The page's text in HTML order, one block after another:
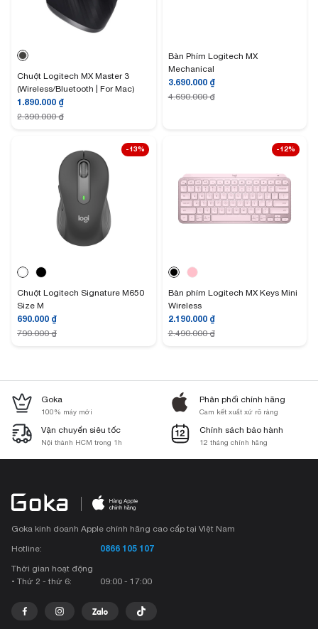
Chuột Logitech MX Master 3
(Wireless/Bluetooth | For Mac)
1.890.000 ₫
2.390.000₫
Bàn Phím Logitech MX
Mechanical
3.690.000 ₫
4.690.000₫
-13%
Chuột Logitech Signature M650
Size M
690.000 ₫
790.000₫
-12%
Bàn phím Logitech MX Keys Mini
Wireless
2.190.000 ₫
2.490.000₫
Goka
100% máy mới
Phân phối chính hãng
Cam kết xuất xứ rõ ràng
Vận chuyển siêu tốc
Nội thành HCM trong 1h
Chính sách bảo hành
12 tháng chính hãng
Goka kinh doanh Apple chính hãng cao cấp tại Việt Nam
Hotline:
0866 105 107
Thời gian hoạt động
• Thứ 2 - thứ 6:
09:00 - 17:00